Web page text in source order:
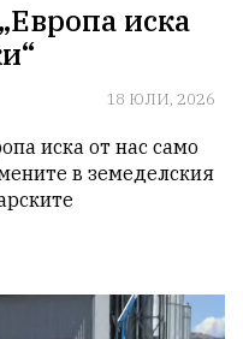
иска
18 ЮЛИ, 2026
иска от нас само
в земеделския